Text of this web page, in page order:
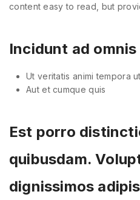
content easy to read, but
Incidunt ad
Ut veritatis animi tempora ut
Aut et cumque quis
Est porro
quibusdam.
dignissimos